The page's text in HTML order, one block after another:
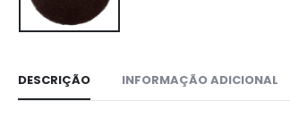
DESCRIÇÃO INFORMAÇÃO ADICIONAL